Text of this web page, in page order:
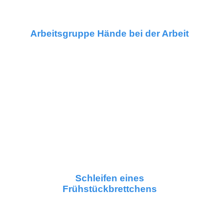
Arbeitsgruppe Hände bei der Arbeit
Schleifen eines
Frühstückbrettchens